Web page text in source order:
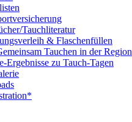
Tauchliteratur
& Flaschenfüllen
Tauchen in der Region
Ergebnisse zu Tauch-Tagen